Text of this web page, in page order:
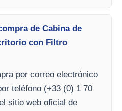
de Cabina de
con Filtro
por correo electrónico
teléfono (+33 (0) 1 70
sitio web oficial de